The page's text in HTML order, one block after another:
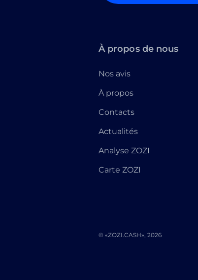
À propos de nous
Nos avis
À propos
Contacts
Actualités
Analyse ZOZI
Carte ZOZI
© «ZOZI.CASH», 2026